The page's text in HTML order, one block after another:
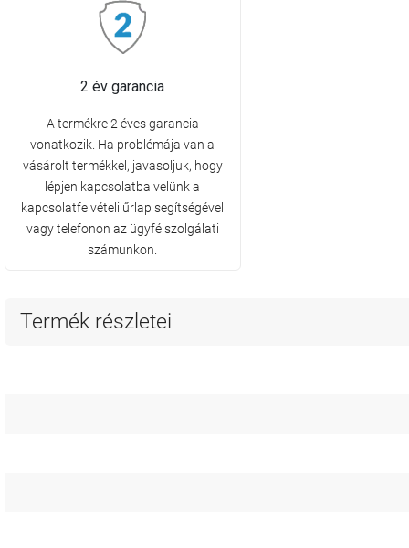
2 év garancia
A termékre 2 éves garancia
vonatkozik. Ha problémája van a
vásárolt termékkel, javasoljuk, hogy
lépjen kapcsolatba velünk a
kapcsolatfelvételi űrlap segítségével
vagy telefonon az ügyfélszolgálati
számunkon.
Termék részletei